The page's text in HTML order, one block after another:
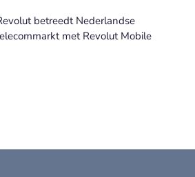
betreedt Nederlandse
met Revolut Mobile